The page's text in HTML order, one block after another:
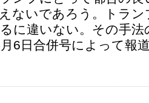
ないであろう。トラ
に違いない。その手法
6日合併号によって報